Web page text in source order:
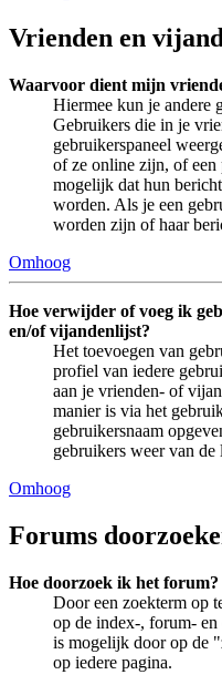
Vrienden en
Waarvoor dient mijn
Hiermee kun je andere
Gebruikers die in je
gebruikerspaneel
of ze online zijn, of een
mogelijk dat hun
worden. Als je een
worden zijn of haar
Omhoog
Hoe verwijder of voeg ik
en/of vijandenlijst?
Het toevoegen van
profiel van iedere
aan je vrienden- of
manier is via het
gebruikersnaam
gebruikers weer van
Omhoog
Forums
Hoe doorzoek ik het forum?
Door een zoekterm op
op de index-, forum-
is mogelijk door op de
op iedere pagina.